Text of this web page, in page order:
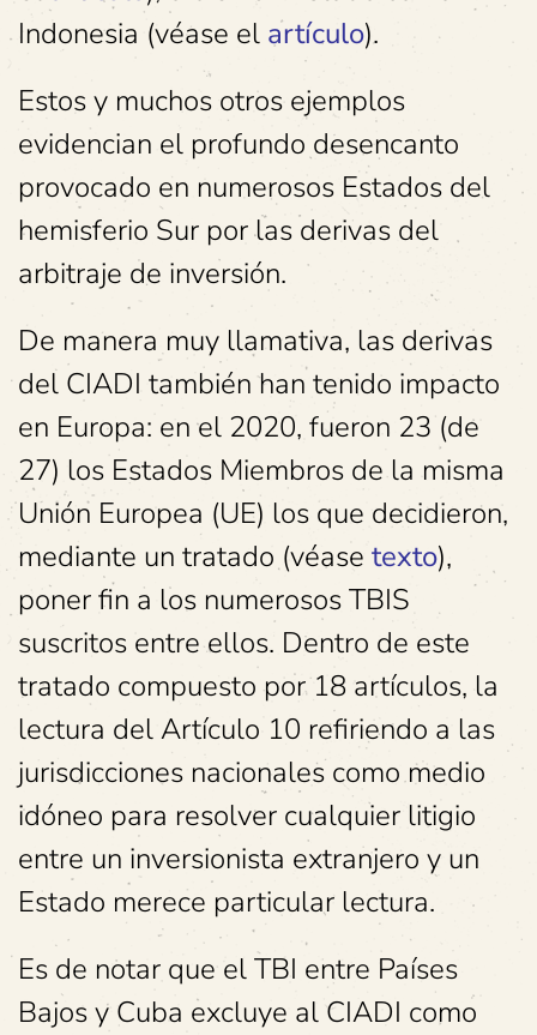
Indonesia (véase el artículo).
Estos y muchos otros ejemplos
evidencian el profundo desencanto
provocado en numerosos Estados del
hemisferio Sur por las derivas del
arbitraje de inversión.
De manera muy llamativa, las derivas
del CIADI también han tenido impacto
en Europa: en el 2020, fueron 23 (de
27) los Estados Miembros de la misma
Unión Europea (UE) los que decidieron,
mediante un tratado (véase texto),
poner fin a los numerosos TBIS
suscritos entre ellos. Dentro de este
tratado compuesto por 18 artículos, la
lectura del Artículo 10 refiriendo a las
jurisdicciones nacionales como medio
idóneo para resolver cualquier litigio
entre un inversionista extranjero y un
Estado merece particular lectura.
Es de notar que el TBI entre Países
Bajos y Cuba excluye al CIADI como